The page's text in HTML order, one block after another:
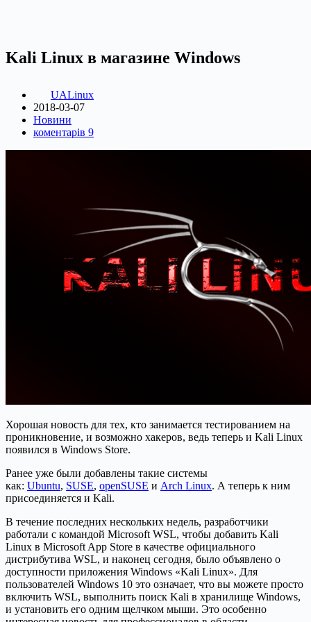
Kali Linux в магазине Windows
UALinux
2018-03-07
Новини
коментарів 9
Хорошая новость для тех, кто занимается тестированием на
проникновение, и возможно хакеров, ведь теперь и Kali Linux
появился в Windows Store.
Ранее уже были добавлены такие системы
как: Ubuntu, SUSE, openSUSE и Arch Linux. А теперь к ним
присоединяется и Kali.
В течение последних нескольких недель, разработчики
работали с командой Microsoft WSL, чтобы добавить Kali
Linux в Microsoft App Store в качестве официального
дистрибутива WSL, и наконец сегодня, было объявлено о
доступности приложения Windows «Kali Linux». Для
пользователей Windows 10 это означает, что вы можете просто
включить WSL, выполнить поиск Kali в хранилище Windows,
и установить его одним щелчком мыши. Это особенно